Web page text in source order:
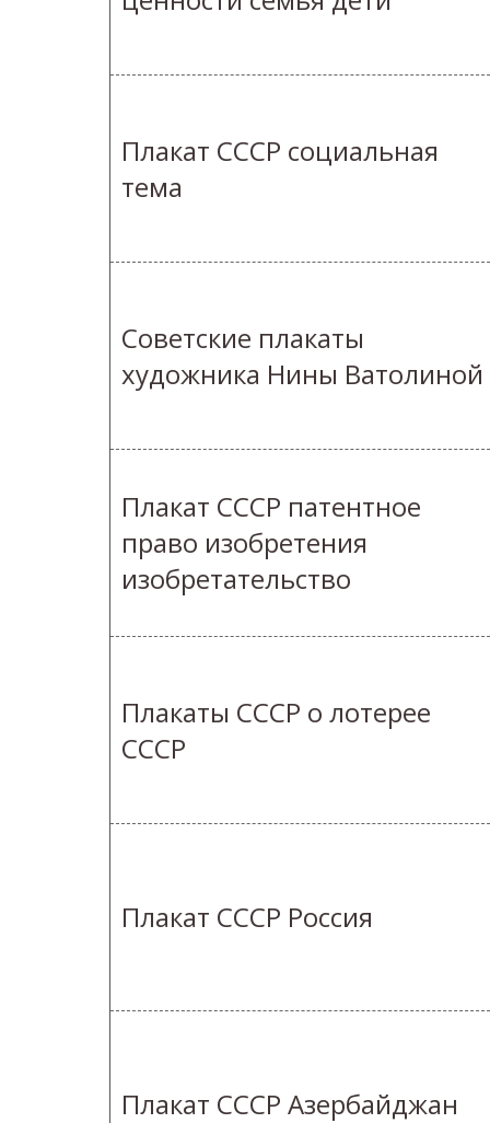
Плакат СССР социальная
тема
Советские плакаты
художника Нины Ватолиной
Плакат СССР патентное
право изобретения
изобретательство
Плакаты СССР о лотерее
СССР
Плакат СССР Россия
Плакат СССР Азербайджан